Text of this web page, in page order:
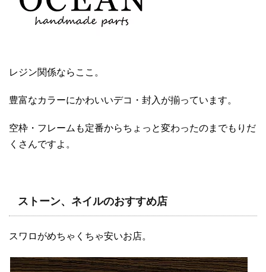
レジン関係ならここ。
豊富なカラーにかわいいデコ・封入が揃っています。
空枠・フレームも定番からちょっと変わったのまでもりだ
くさんですよ。
ストーン、ネイルのおすすめ店
スワロがめちゃくちゃ安いお店。